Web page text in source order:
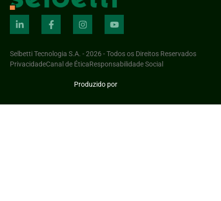
Selbetti Tecnologia S.A. - 2026 - Todos os Direitos Reservados
PrivacidadeCanal de ÉticaResponsabilidade Social
Produzido por